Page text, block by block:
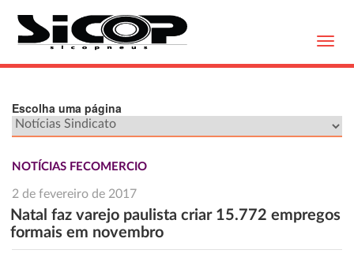
Escolha uma página
NOTÍCIAS FECOMERCIO
2 de fevereiro de 2017
Natal faz varejo paulista criar 15.772 empregos
formais em novembro